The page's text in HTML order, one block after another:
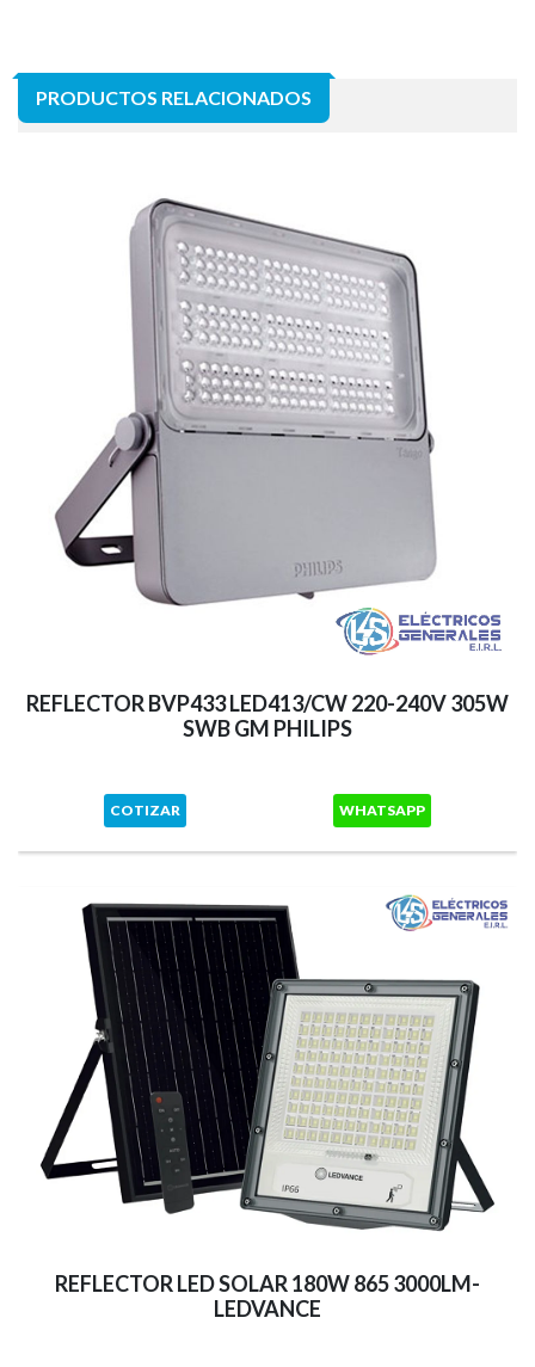
PRODUCTOS RELACIONADOS
REFLECTOR BVP433 LED413/CW 220-240V 305W
SWB GM PHILIPS
COTIZAR WHATSAPP
REFLECTOR LED SOLAR 180W 865 3000LM-
LEDVANCE